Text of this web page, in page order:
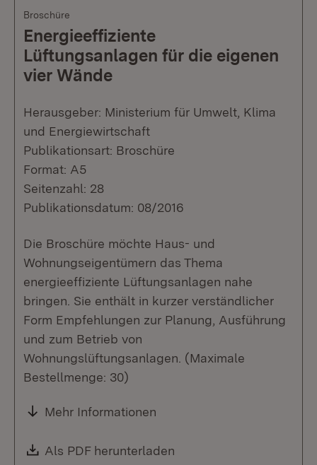
Broschüre
Energieeffiziente
Lüftungsanlagen für die eigenen
vier Wände
Herausgeber: Ministerium für Umwelt, Klima
und Energiewirtschaft
Publikationsart: Broschüre
Format: A5
Seitenzahl: 28
Publikationsdatum: 08/2016
Die Broschüre möchte Haus- und
Wohnungseigentümern das Thema
energieeffiziente Lüftungsanlagen nahe
bringen. Sie enthält in kurzer verständlicher
Form Empfehlungen zur Planung, Ausführung
und zum Betrieb von
Wohnungslüftungsanlagen. (Maximale
Bestellmenge: 30)
Mehr Informationen
Download:
Als PDF herunterladen